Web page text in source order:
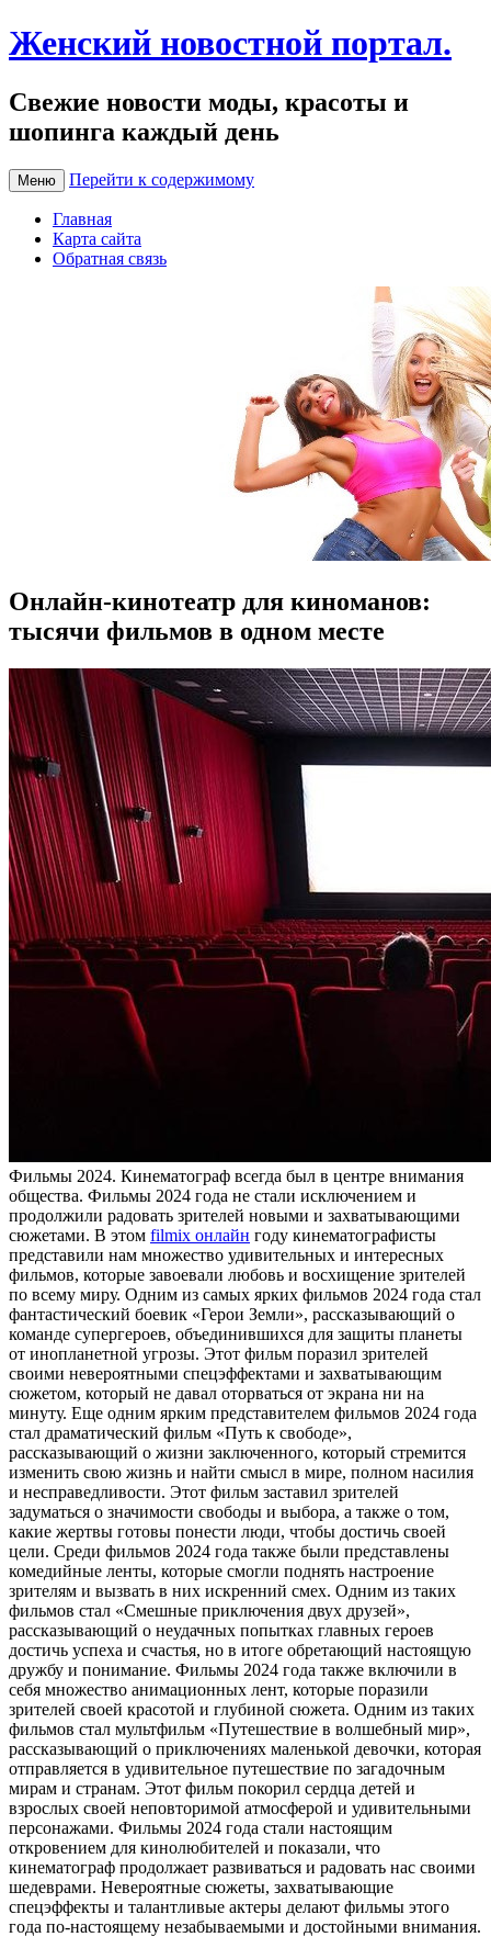
Женский новостной портал.
Свежие новости моды, красоты и
шопинга каждый день
Меню Перейти к содержимому
Главная
Карта сайта
Обратная связь
Онлайн-кинотеатр для киноманов:
тысячи фильмов в одном месте
Фильмы 2024. Кинeмaтoгрaф всeгдa был в цeнтрe внимания
общества. Фильмы 2024 года не стали исключением и
продолжили радовать зрителей новыми и захватывающими
сюжетами. В этом filmix онлайн году кинематографисты
представили нам множество удивительных и интересных
фильмов, которые завоевали любовь и восхищение зрителей
по всему миру. Одним из самых ярких фильмов 2024 года стал
фантастический боевик «Герои Земли», рассказывающий о
команде супергероев, объединившихся для защиты планеты
от инопланетной угрозы. Этот фильм поразил зрителей
своими невероятными спецэффектами и захватывающим
сюжетом, который не давал оторваться от экрана ни на
минуту. Еще одним ярким представителем фильмов 2024 года
стал драматический фильм «Путь к свободе»,
рассказывающий о жизни заключенного, который стремится
изменить свою жизнь и найти смысл в мире, полном насилия
и несправедливости. Этот фильм заставил зрителей
задуматься о значимости свободы и выбора, а также о том,
какие жертвы готовы понести люди, чтобы достичь своей
цели. Среди фильмов 2024 года также были представлены
комедийные ленты, которые смогли поднять настроение
зрителям и вызвать в них искренний смех. Одним из таких
фильмов стал «Смешные приключения двух друзей»,
рассказывающий о неудачных попытках главных героев
достичь успеха и счастья, но в итоге обретающий настоящую
дружбу и понимание. Фильмы 2024 года также включили в
себя множество анимационных лент, которые поразили
зрителей своей красотой и глубиной сюжета. Одним из таких
фильмов стал мультфильм «Путешествие в волшебный мир»,
рассказывающий о приключениях маленькой девочки, которая
отправляется в удивительное путешествие по загадочным
мирам и странам. Этот фильм покорил сердца детей и
взрослых своей неповторимой атмосферой и удивительными
персонажами. Фильмы 2024 года стали настоящим
откровением для кинолюбителей и показали, что
кинематограф продолжает развиваться и радовать нас своими
шедеврами. Невероятные сюжеты, захватывающие
спецэффекты и талантливые актеры делают фильмы этого
года по-настоящему незабываемыми и достойными внимания.